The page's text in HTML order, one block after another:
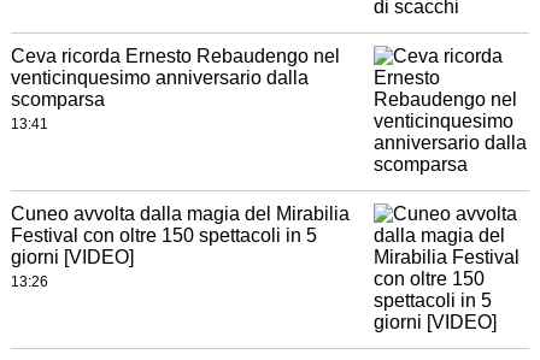
Ceva ricorda Ernesto Rebaudengo nel
venticinquesimo anniversario dalla
scomparsa
13:41
Cuneo avvolta dalla magia del Mirabilia
Festival con oltre 150 spettacoli in 5
giorni [VIDEO]
13:26